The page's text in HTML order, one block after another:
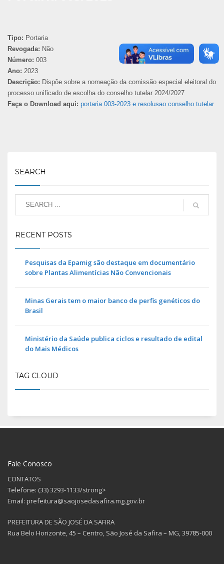
Tipo: Portaria
Revogada: Não
Número: 003
Ano: 2023
Descrição: Dispõe sobre a nomeação da comissão especial eleitoral do
processo unificado de escolha do conselho tutelar 2024/2027
Faça o Download aqui: portaria 003-2023 e resolusao conselho tutelar
SEARCH
RECENT POSTS
Pesquisas da Epamig são destaque em documentário
sobre Plantas Alimentícias Não Convencionais
Minas Gerais tem o maior banco de perfis genéticos do
Brasil
Ministério da Saúde publica ciclos e resultado de edital
do Mais Médicos
TAG CLOUD
Fale Conosco
CONTATOS
Telefone: (33) 3293-1133/strong>
Email: prefeitura@saojosedasafira.mg.gov.br
PREFEITURA DE SÃO JOSÉ DA SAFIRA
Rua Belo Horizonte, 45 – Centro, São José da Safira – MG, 39785-000